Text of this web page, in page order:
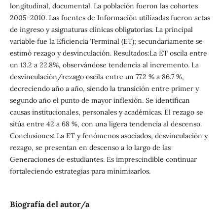
longitudinal, documental. La población fueron las cohortes
2005-2010. Las fuentes de Información utilizadas fueron actas
de ingreso y asignaturas clínicas obligatorias. La principal
variable fue la Eficiencia Terminal (ET); secundariamente se
estimó rezago y desvinculación. Resultados:La ET oscila entre
un 13.2 a 22.8%, observándose tendencia al incremento. La
desvinculación/rezago oscila entre un 77.2 % a 86.7 %,
decreciendo año a año, siendo la transición entre primer y
segundo año el punto de mayor inflexión. Se identifican
causas institucionales, personales y académicas. El rezago se
sitúa entre 42 a 68 %, con una ligera tendencia al descenso.
Conclusiones: La ET y fenómenos asociados, desvinculación y
rezago, se presentan en descenso a lo largo de las
Generaciones de estudiantes. Es imprescindible continuar
fortaleciendo estrategias para minimizarlos.
Biografía del autor/a